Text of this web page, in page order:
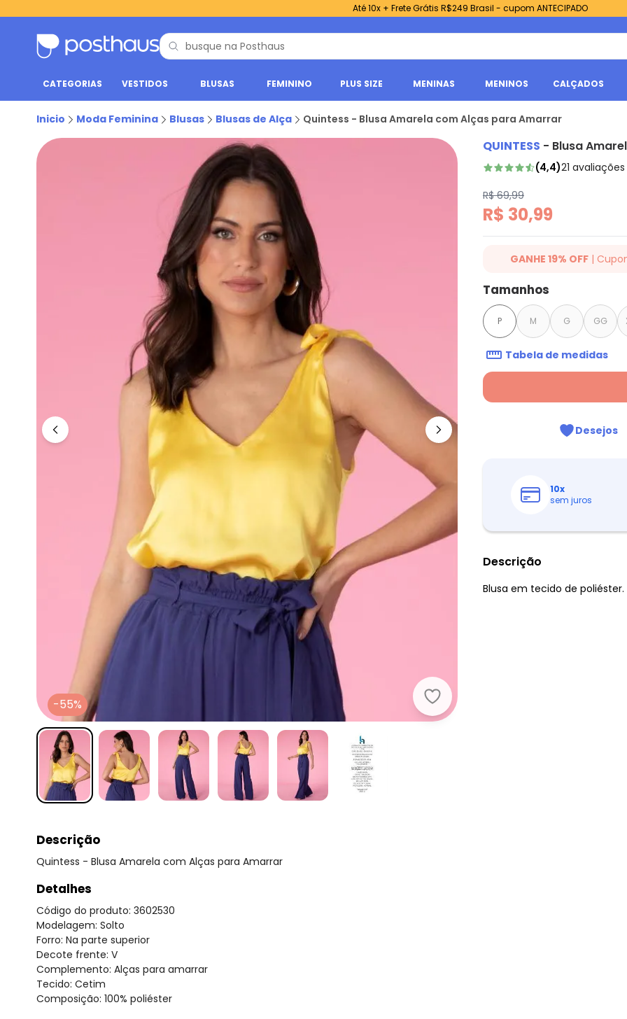
Até 10x + Frete Grátis R$249 Brasil - cupom ANTECIPADO
CATEGORIAS VESTIDOS BLUSAS FEMININO PLUS SIZE MENINAS MENINOS CALÇADOS
Inicio Moda Feminina Blusas Blusas de Alça Quintess - Blusa Amarela com Alças para Amarrar
Quintess - Blusa Amarela com
-55%
QUINTESS - Blusa
(4,4)21 avaliações
R$ 69,99
R$ 30,99
GANHE 19% OFF |
Ganhe 19% OFF Extra em
cupom: QUINTESS19. Válido
até 07/08/2026.
Tamanhos
P M G GG
Tabela de medidas
Desejos
10x
sem juros
Descrição
Blusa em tecido de
Descrição
Quintess - Blusa Amarela com Alças para Amarrar
Detalhes
Código do produto: 3602530
Modelagem: Solto
Forro: Na parte superior
Decote frente: V
Complemento: Alças para amarrar
Tecido: Cetim
Composição: 100% poliéster